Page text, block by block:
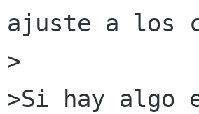
ajuste a los
>
>Si hay algo